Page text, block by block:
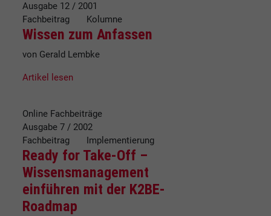
Ausgabe 12 / 2001
Fachbeitrag Kolumne
Wissen zum Anfassen
von Gerald Lembke
Artikel lesen
Online Fachbeiträge
Ausgabe 7 / 2002
Fachbeitrag Implementierung
Ready for Take-Off –
Wissensmanagement
einführen mit der K2BE-
Roadmap